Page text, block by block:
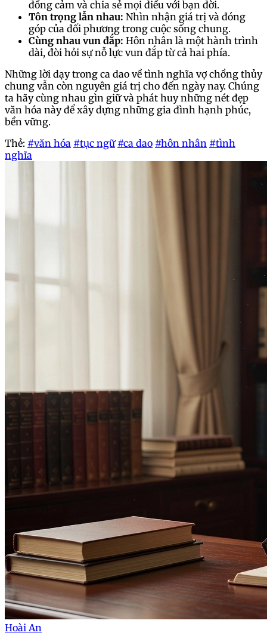
đồng cảm và chia sẻ mọi điều với bạn đời.
Tôn trọng lẫn nhau: Nhìn nhận giá trị và đóng
góp của đối phương trong cuộc sống chung.
Cùng nhau vun đắp: Hôn nhân là một hành trình
dài, đòi hỏi sự nỗ lực vun đắp từ cả hai phía.
Những lời dạy trong ca dao về tình nghĩa vợ chồng thủy
chung vẫn còn nguyên giá trị cho đến ngày nay. Chúng
ta hãy cùng nhau gìn giữ và phát huy những nét đẹp
văn hóa này để xây dựng những gia đình hạnh phúc,
bền vững.
Thẻ: #văn hóa #tục ngữ #ca dao #hôn nhân #tình
nghĩa
Hoài An